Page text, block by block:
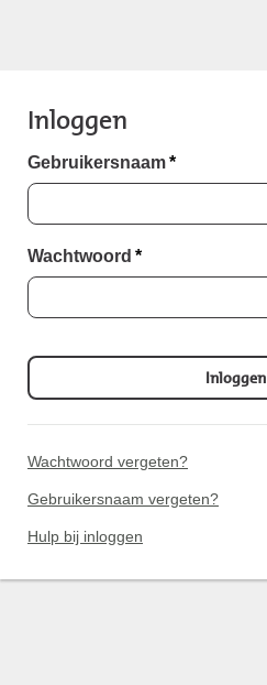
Inloggen
Gebruikersnaam*
Wachtwoord *
Inloggen
Wachtwoord vergeten?
Gebruikersnaam vergeten?
Hulp bij inloggen